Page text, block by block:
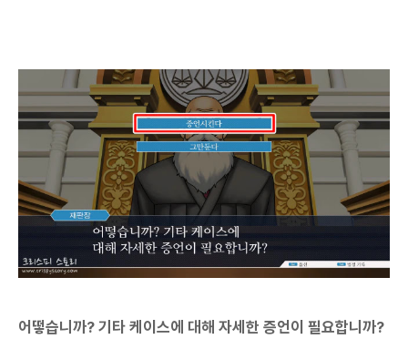
어떻습니까? 기타 케이스에 대해 자세한 증언이 필요합니까?